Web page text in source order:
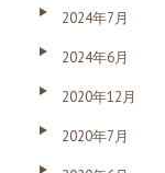
2024年7月
2024年6月
2020年12月
2020年7月